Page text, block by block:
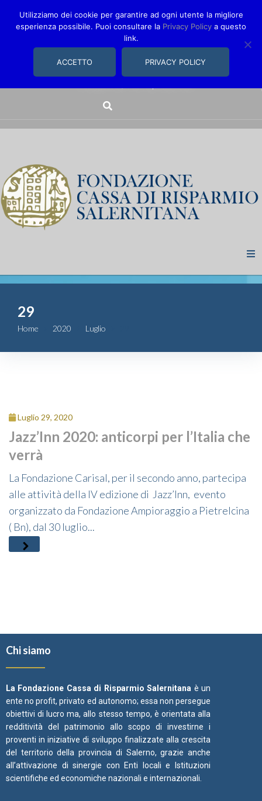
comunica@fondazionecarisal.it089 230611
Fondazione
Attività
Contributi
Complesso
San Michele
29
Home 2020 Luglio
Luglio 29, 2020
Jazz’Inn 2020: anticorpi per l’Italia che
verrà
La Fondazione Carisal, per il secondo anno, partecipa
alle attività della IV edizione di Jazz’Inn, evento
organizzato da Fondazione Ampioraggio a Pietrelcina
( Bn), dal 30 luglio...
Chi siamo
La Fondazione Cassa di Risparmio Salernitana è un
ente no profit, privato ed autonomo; essa non persegue
obiettivi di lucro ma, allo stesso tempo, è orientata alla
redditività del patrimonio allo scopo di investirne i
proventi in iniziative di sviluppo finalizzate alla crescita
del territorio della provincia di Salerno, grazie anche
all’attivazione di sinergie con Enti locali e Istituzioni
scientifiche ed economiche nazionali e internazionali.
Utilizziamo dei cookie per garantire ad ogni utente la migliore
esperienza possibile. Puoi consultare la Privacy Policy a questo
link.
ACCETTO PRIVACY POLICY